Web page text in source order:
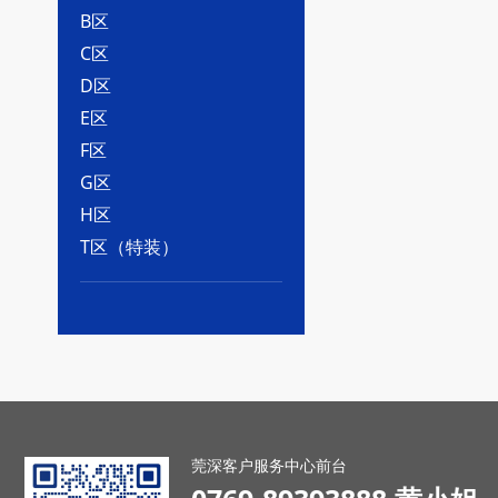
B区
C区
D区
E区
F区
G区
H区
T区（特装）
莞深客户服务中心前台